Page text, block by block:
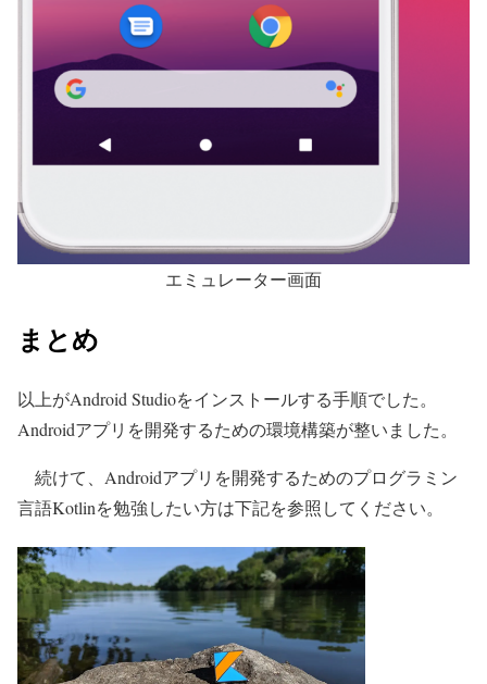
エミュレーター画面
まとめ
以上がAndroid Studioをインストールする手順でした。
Androidアプリを開発するための環境構築が整いました。
続けて、Androidアプリを開発するためのプログラミン
言語Kotlinを勉強したい方は下記を参照してください。